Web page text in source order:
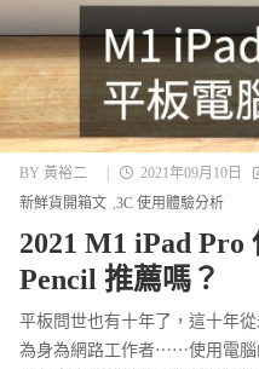
BY 黃裕二 | 2021年09月10日
新鮮貨開箱文 3C 使用體驗分析
2021 M1 iPad Pro
Pencil 推薦嗎？
平板問世也有十年了，這十年
為身為網路工作者⋯⋯使用電腦